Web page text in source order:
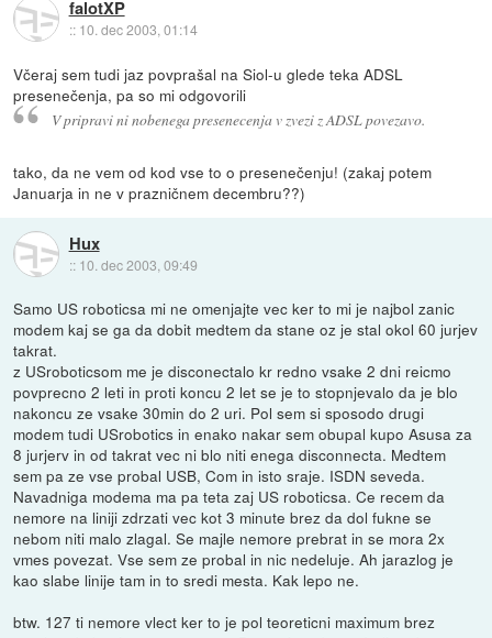
falotXP
:: 10. dec 2003, 01:14
Včeraj sem tudi jaz povprašal na Siol-u glede teka ADSL
presenečenja, pa so mi odgovorili
V pripravi ni nobenega presenecenja v zvezi z ADSL povezavo.
tako, da ne vem od kod vse to o presenečenju! (zakaj potem
Januarja in ne v prazničnem decembru??)
Hux
:: 10. dec 2003, 09:49
Samo US roboticsa mi ne omenjajte vec ker to mi je najbol zanic
modem kaj se ga da dobit medtem da stane oz je stal okol 60 jurjev
takrat.
z USroboticsom me je disconectalo kr redno vsake 2 dni reicmo
povprecno 2 leti in proti koncu 2 let se je to stopnjevalo da je blo
nakoncu ze vsake 30min do 2 uri. Pol sem si sposodo drugi
modem tudi USrobotics in enako nakar sem obupal kupo Asusa za
8 jurjerv in od takrat vec ni blo niti enega disconnecta. Medtem
sem pa ze vse probal USB, Com in isto sraje. ISDN seveda.
Navadniga modema ma pa teta zaj US roboticsa. Ce recem da
nemore na liniji zdrzati vec kot 3 minute brez da dol fukne se
nebom niti malo zlagal. Se majle nemore prebrat in se mora 2x
vmes povezat. Vse sem ze probal in nic nedeluje. Ah jarazlog je
kao slabe linije tam in to sredi mesta. Kak lepo ne.
btw. 127 ti nemore vlect ker to je pol teoreticni maximum brez